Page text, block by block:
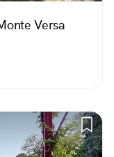
Versa